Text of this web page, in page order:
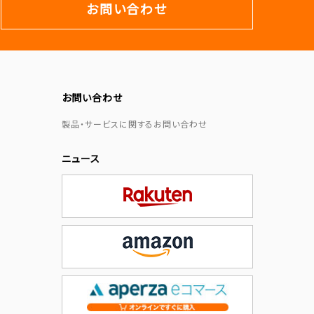
お問い合わせ
お問い合わせ
製品・サービスに関するお問い合わせ
ニュース